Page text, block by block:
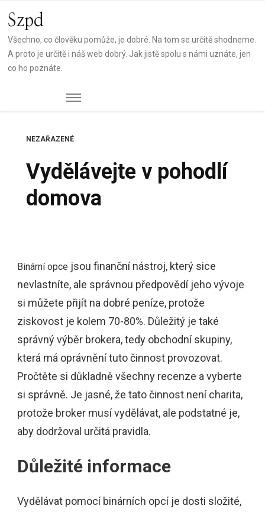
Szpd
Všechno, co člověku pomůže, je dobré. Na tom se určitě shodneme.
A proto je určitě i náš web dobrý. Jak jistě spolu s námi uznáte, jen
co ho poznáte.
NEZAŘAZENÉ
Vydělávejte v pohodlí
domova
Binární opce jsou finanční nástroj, který sice
nevlastníte, ale správnou předpovědí jeho vývoje
si můžete přijít na dobré peníze, protože
ziskovost je kolem 70-80%. Důležitý je také
správný výběr brokera, tedy obchodní skupiny,
která má oprávnění tuto činnost provozovat.
Pročtěte si důkladně všechny recenze a vyberte
si správně. Je jasné, že tato činnost není charita,
protože broker musí vydělávat, ale podstatné je,
aby dodržoval určitá pravidla.
Důležité informace
Vydělávat pomocí binárních opcí je dosti složité,